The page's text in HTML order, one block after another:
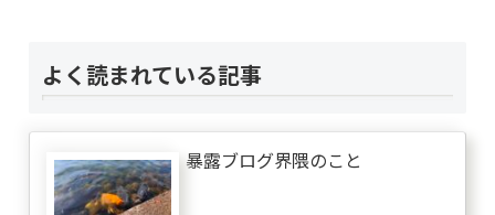
よく読まれている記事
暴露ブログ界隈のこと